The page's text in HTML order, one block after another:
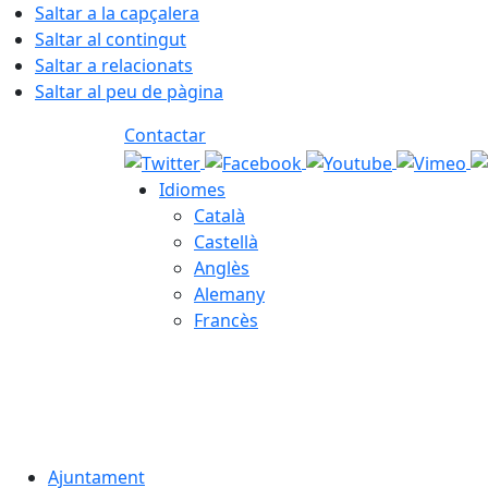
Saltar a la capçalera
Saltar al contingut
Saltar a relacionats
Saltar al peu de pàgina
Contactar
Idiomes
Català
Castellà
Anglès
Alemany
Francès
Ajuntament